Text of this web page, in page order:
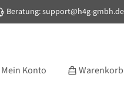
Beratung: support@h4g-gmbh.de
Mein Konto Warenkorb